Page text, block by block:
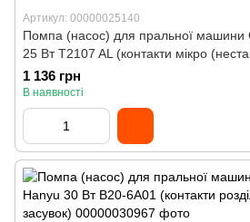
Артикул: 00000025140
Помпа (насос) для пральної машини
25 Вт T2107 AL (контакти мікро
1 136 грн
В наявності